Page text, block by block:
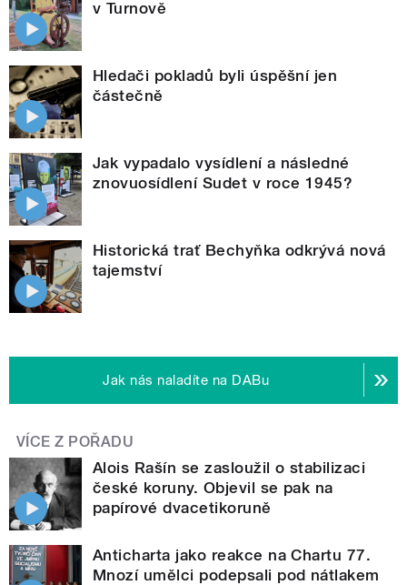
v Turnově
Hledači pokladů byli úspěšní jen
částečně
Jak vypadalo vysídlení a následné
znovuosídlení Sudet v roce 1945?
Historická trať Bechyňka odkrývá nová
tajemství
Jak nás naladíte na DABu
VÍCE Z POŘADU
Alois Rašín se zasloužil o stabilizaci
české koruny. Objevil se pak na
papírové dvacetikoruně
Anticharta jako reakce na Chartu 77.
Mnozí umělci podepsali pod nátlakem